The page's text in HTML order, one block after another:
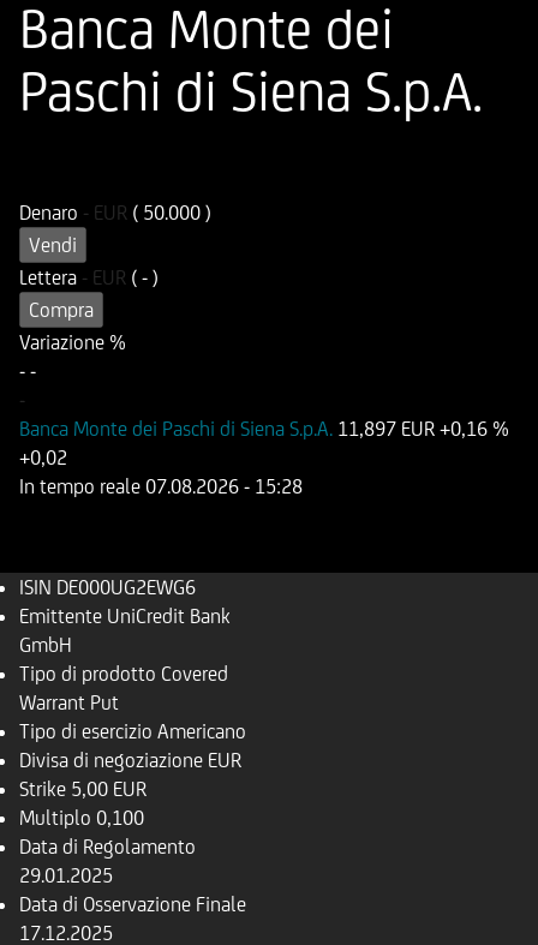
Banca Monte dei
Paschi di Siena S.p.A.
Denaro - EUR ( 50.000 )
Vendi
Lettera - EUR ( - )
Compra
Variazione %
- -
-
Banca Monte dei Paschi di Siena S.p.A. 11,897 EUR +0,16 %
+0,02
In tempo reale 07.08.2026 - 15:28
ISIN DE000UG2EWG6
Emittente UniCredit Bank
GmbH
Tipo di prodotto Covered
Warrant Put
Tipo di esercizio Americano
Divisa di negoziazione EUR
Strike 5,00 EUR
Multiplo 0,100
Data di Regolamento
29.01.2025
Data di Osservazione Finale
17.12.2025